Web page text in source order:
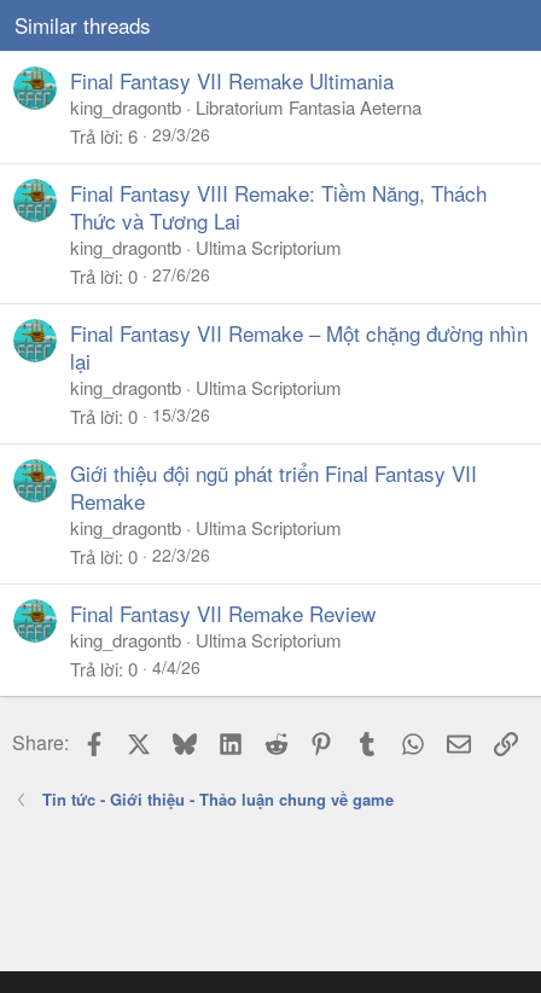
Similar threads
Final Fantasy VII Remake Ultimania
king_dragontb
Libratorium Fantasia Aeterna
Trả lời 6 29/3/26
Final Fantasy VIII Remake: Tiềm Năng, Thách
Thức và Tương Lai
king_dragontb
Ultima Scriptorium
Trả lời 0 27/6/26
Final Fantasy VII Remake – Một chặng đường nhìn
lại
king_dragontb
Ultima Scriptorium
Trả lời 0 15/3/26
Giới thiệu đội ngũ phát triển Final Fantasy VII
Remake
king_dragontb
Ultima Scriptorium
Trả lời 0 22/3/26
Final Fantasy VII Remake Review
king_dragontb
Ultima Scriptorium
Trả lời 0 4/4/26
Share: Facebook BlueskyLinkedIn
Reddit PinterestTumblr WhatsApp
Email
Tin tức - Giới thiệu - Thảo luận chung về game